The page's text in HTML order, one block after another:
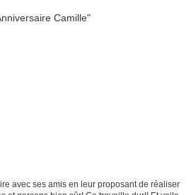
avec ses amis en leur proposant de réaliser